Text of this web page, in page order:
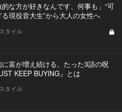
的な方が好きなんです、何事も」“可
現役音大生”から大人の女性へ
タイル
に富が増え続ける、たった3語の呪
KEEP BUYING』とは
タイル